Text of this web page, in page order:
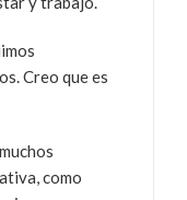
Creo que es
como